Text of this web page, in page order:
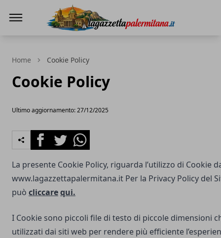
Home Cookie Policy
Cookie Policy
Ultimo aggiornamento: 27/12/2025
FacebookTwitterWhatsapp
La presente Cookie Policy, riguarda l’utilizzo di Cookie
www.lagazzettapalermitana.it Per la Privacy Policy del
può cliccarequi.
I Cookie sono piccoli file di testo di piccole dimensioni
utilizzati dai siti web per rendere più efficiente